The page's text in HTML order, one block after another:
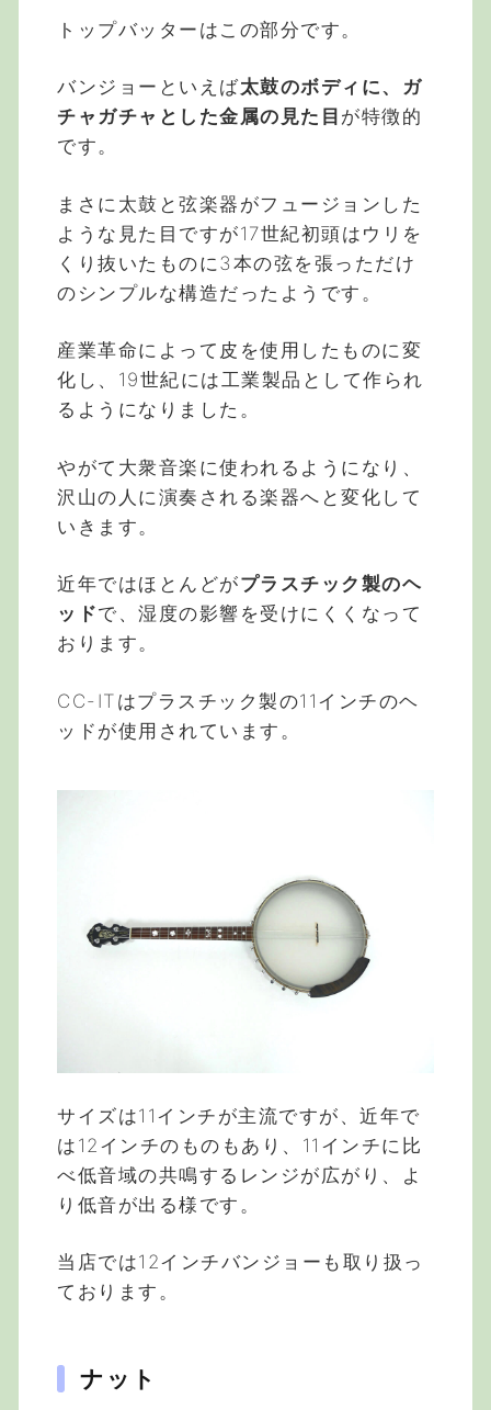
トップバッターはこの部分です。
バンジョーといえば太鼓のボディに、ガ
チャガチャとした金属の見た目 が特徴的
です。
まさに太鼓と弦楽器がフュージョンした
ような見た目ですが17世紀初頭はウリを
くり抜いたものに3本の弦を張っただけ
のシンプルな構造だったようです。
産業革命によって皮を使用したものに変
化し、19世紀には工業製品として作られ
るようになりました。
やがて大衆音楽に使われるようになり、
沢山の人に演奏される楽器へと変化して
いきます。
近年ではほとんどがプラスチック製のヘ
ッドで、湿度の影響を受けにくくなって
おります。
CC-ITはプラスチック製の11インチのヘ
ッドが使用されています。
サイズは11インチが主流ですが、近年で
は12インチのものもあり、11インチに比
べ低音域の共鳴するレンジが広がり、よ
り低音が出る様です。
当店では12インチバンジョーも取り扱っ
ております。
ナット